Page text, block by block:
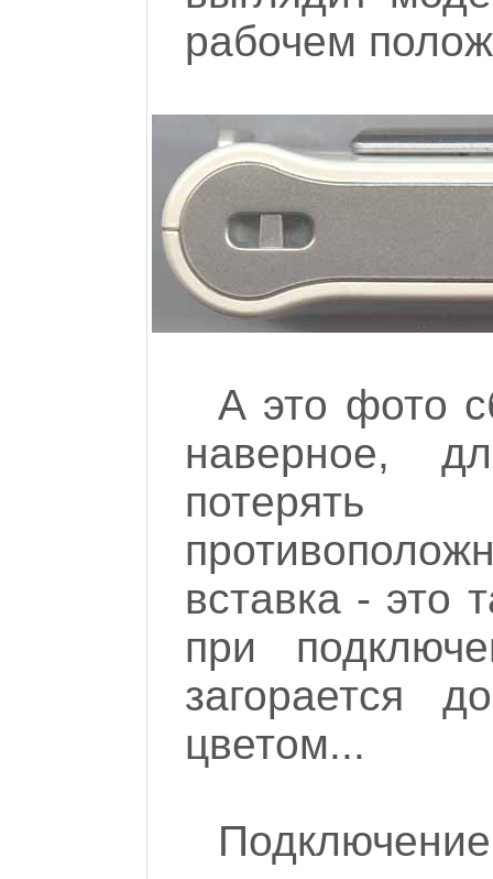
рабочем
А это фото
наверное,
вставка - это
при
загорается
цветом...